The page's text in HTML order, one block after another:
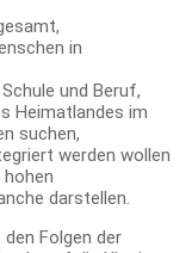
in
und Beruf,
Heimatlandes im
suchen,
werden wollen
darstellen.
Folgen der